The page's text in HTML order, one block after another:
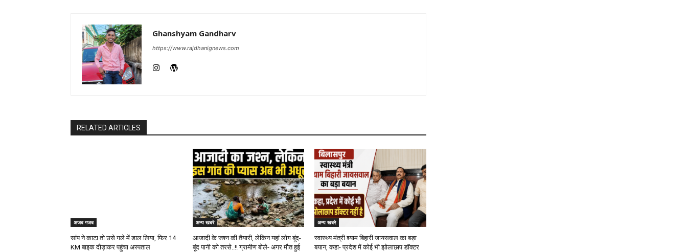
Ghanshyam Gandharv
https://www.rajdhanignews.com
RELATED ARTICLES
अजब गजब
सांप ने काटा तो उसे गले में डाल लिया, फिर 14
KM बाइक दौड़ाकर पहुंचा अस्पताल
अन्य खबरे
आजादी के जश्न की तैयारी, लेकिन यहां लोग बूंद-
बूंद पानी को तरसे..!! ग्रामीण बोले- अगर मौत हुई
अन्य खबरे
स्वास्थ्य मंत्री श्याम बिहारी जायसवाल का बड़ा
बयान, कहा- प्रदेश में कोई भी झोलाछाप डॉक्टर